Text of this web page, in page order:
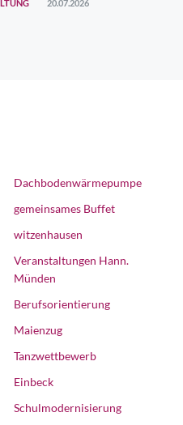
20.07.2026
Dachbodenwärmepumpe
gemeinsames Buffet
witzenhausen
Veranstaltungen Hann.
Münden
Berufsorientierung
Maienzug
Tanzwettbewerb
Einbeck
Schulmodernisierung